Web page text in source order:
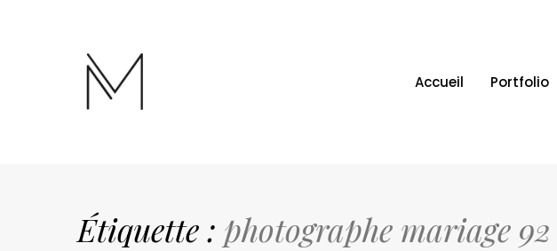
Accueil Portfolio
Étiquette : photographe mariage 92